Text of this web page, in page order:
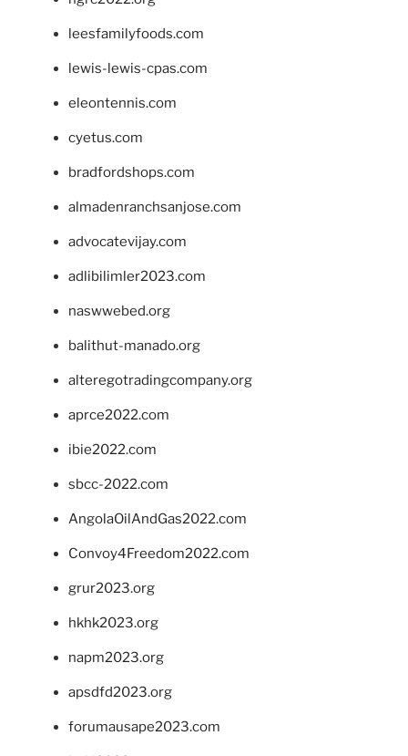
leesfamilyfoods.com
lewis-lewis-cpas.com
eleontennis.com
cyetus.com
bradfordshops.com
almadenranchsanjose.com
advocatevijay.com
adlibilimler2023.com
naswwebed.org
balithut-manado.org
alteregotradingcompany.org
aprce2022.com
ibie2022.com
sbcc-2022.com
AngolaOilAndGas2022.com
Convoy4Freedom2022.com
grur2023.org
hkhk2023.org
napm2023.org
apsdfd2023.org
forumausape2023.com